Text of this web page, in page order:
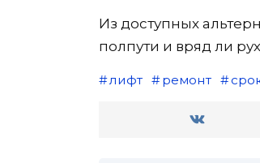
Из доступных
полпути и вряд ли
лифт ремонт